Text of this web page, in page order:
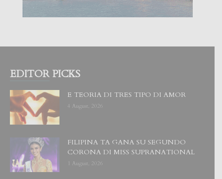
EDITOR PICKS
E TEORIA DI TRES TIPO DI AMOR
4 August, 2026
FILIPINA TA GANA SU SEGUNDO
CORONA DI MISS SUPRANATIONAL
1 August, 2026